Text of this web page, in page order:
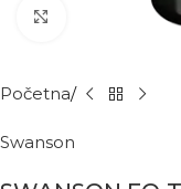
Kliknite za
Početna
Swanson